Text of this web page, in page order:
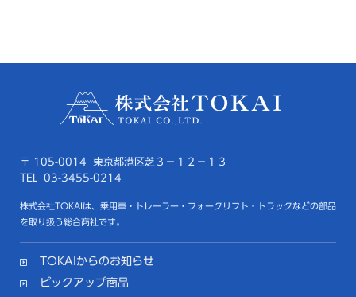
〒 105-0014 東京都港区芝３－１２－１３
TEL 03-3455-0214
株式会社TOKAIは、乗用車・トレーラー・フォークリフト・トラックなどの部品
を取り扱う総合商社です。
TOKAIからのお知らせ
ピックアップ商品